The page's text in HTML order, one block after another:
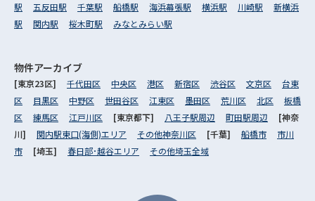
駅
五反田駅 千葉駅 船橋駅 海浜幕張駅 横浜駅 川崎駅
新横浜
駅
関内駅 桜木町駅 みなとみらい駅
物件アーカイブ
[東京23区] 千代田区 中央区 港区 新宿区 渋谷区 文京区
台東
区
目黒区 中野区 世田谷区 江東区 墨田区 荒川区 北区
板橋
区
練馬区 江戸川区 [東京都下] 八王子駅周辺 町田駅周辺
[神奈
川] 関内駅東口(海側)エリア その他神奈川区 [千葉] 船橋市
市川
市
[埼玉] 春日部･越谷エリア その他埼玉全域